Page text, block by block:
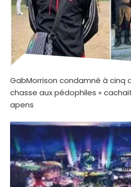
GabMorrison condamné à cinq
chasse aux pédophiles »
apens